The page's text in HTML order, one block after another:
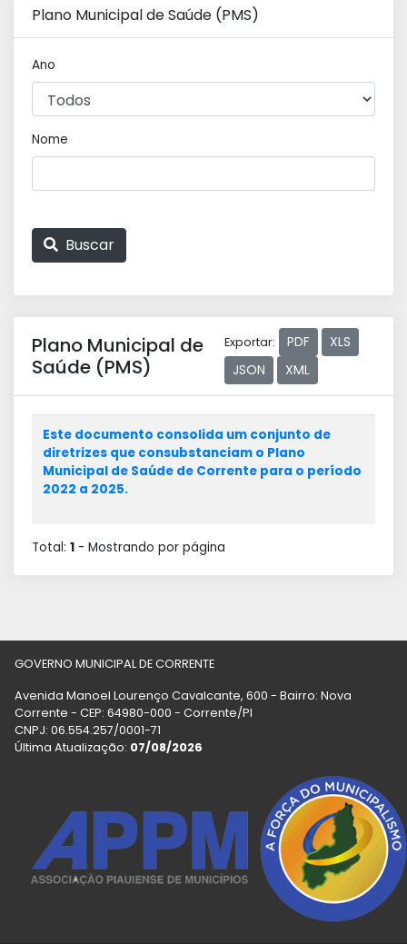
Plano Municipal de Saúde (PMS)
Ano
Nome
Buscar
Plano Municipal de
Saúde (PMS)
Exportar: PDF
XLS
JSON
XML
Este documento consolida um conjunto de
diretrizes que consubstanciam o Plano
Municipal de Saúde de Corrente para o período
2022 a 2025.
Total: 1 - Mostrando por página
GOVERNO MUNICIPAL DE CORRENTE
Avenida Manoel Lourenço Cavalcante, 600 - Bairro: Nova
Corrente - CEP: 64980-000 - Corrente/PI
CNPJ: 06.554.257/0001-71
Última Atualização: 07/08/2026